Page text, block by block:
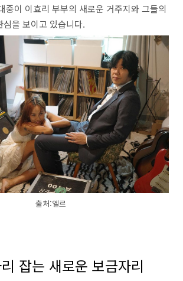
중이 이효리 부부의 새로운 거주지와 그들의
을 보이고 있습니다.
출처:엘르
잡는 새로운 보금자리